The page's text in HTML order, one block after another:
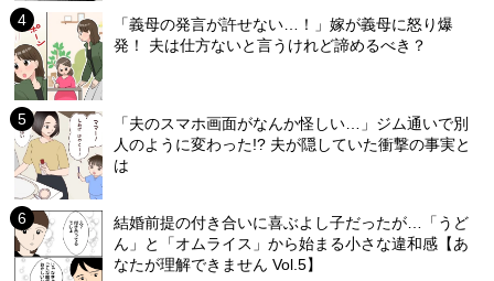
「義母の発言が許せない…！」嫁が義母に怒り爆
発！ 夫は仕方ないと言うけれど諦めるべき？
「夫のスマホ画面がなんか怪しい…」ジム通いで別
人のように変わった!? 夫が隠していた衝撃の事実と
は
結婚前提の付き合いに喜ぶよし子だったが…「うど
ん」と「オムライス」から始まる小さな違和感【あ
なたが理解できません Vol.5】